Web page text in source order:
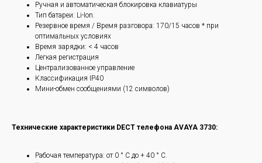
Ручная и автоматическая блокировка клавиатуры
Тип батареи: Li-Ion.
Резервное время / Время разговора: 170/15 часов * при
оптимальных условиях
Время зарядки: < 4 часов
Легкая регистрация
Централизованное управление
Классификация IP40
Мини-обмен сообщениями (12 символов)
Технические характеристики DECT телефона AVAYA 3730:
Рабочая температура: от 0 ° C до + 40 ° C.